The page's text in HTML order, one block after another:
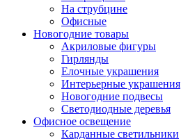
На струбцине
Офисные
Новогодние товары
Акриловые фигуры
Гирлянды
Елочные украшения
Интерьерные украшения
Новогодние подвесы
Светодиодные деревья
Офисное освещение
Карданные светильники